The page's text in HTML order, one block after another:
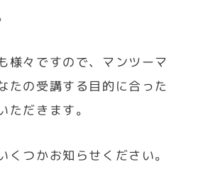
様々ですので、マンツーマ
たの受講する目的に合った
ただきます。
くつかお知らせください。